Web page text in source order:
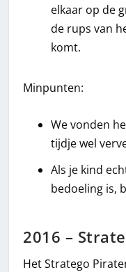
elkaar op de
de rups van
komt.
Minpunten:
We vonden
tijdje wel
Als je kind
bedoeling is,
2016 –
Het Stratego